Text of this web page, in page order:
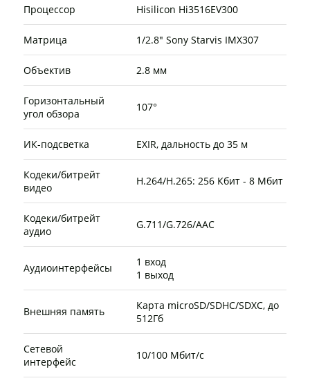
Процессор Hisilicon Hi3516EV300
Матрица 1/2.8" Sony Starvis IMX307
Объектив 2.8 мм
Горизонтальный
угол обзора
107°
ИК-подсветка EXIR, дальность до 35 м
Кодеки/битрейт
видео
Н.264/H.265: 256 Кбит - 8 Мбит
Кодеки/битрейт
аудио
G.711/G.726/AAC
Аудиоинтерфейсы
1 вход
1 выход
Внешняя память
Карта microSD/SDHC/SDXC, до
512Гб
Сетевой
интерфейс
10/100 Мбит/с